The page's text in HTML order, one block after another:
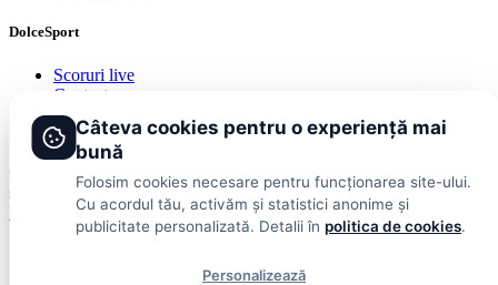
DolceSport
Scoruri live
Contact
Publicitate
Termeni și condiții
© 2026 DolceSport. Toate drepturile rezervate.
Scoruri, clasamente
și analize din toate competițiile
Fotbal intern Fotbal extern Scoruri live
Câteva cookies pentru o experiență mai
bună
Folosim cookies necesare pentru funcționarea site-ului.
Cu acordul tău, activăm și statistici anonime și
publicitate personalizată. Detalii în politica de cookies.
Personalizează